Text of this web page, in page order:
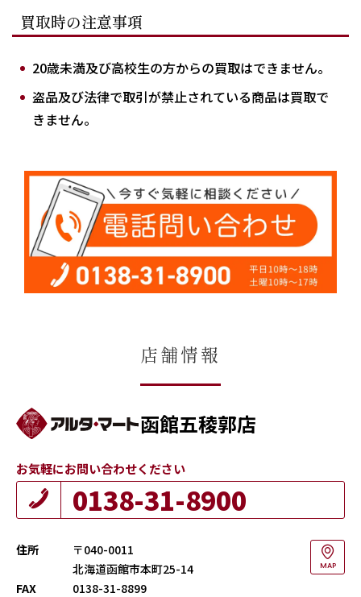
買取時の注意事項
20歳未満及び高校生の方からの買取はできません。
盗品及び法律で取引が禁止されている商品は買取で
きません。
店舗情報
函館五稜郭店
お気軽にお問い合わせください
0138-31-8900
住所
〒040-0011
北海道函館市本町25-14
MAP
FAX
0138-31-8899